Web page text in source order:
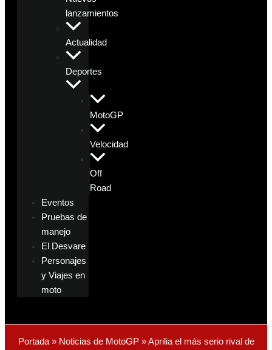
lanzamientos
Actualidad
Deportes
MotoGP
Velocidad
Off
Road
Eventos
Pruebas de
manejo
El Desvare
Personajes
y Viajes en
moto
Portada» Noticias de MotoGP»Aprilia el más serio rival de